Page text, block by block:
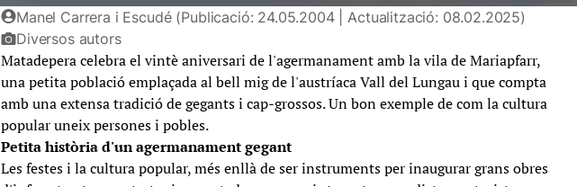
Manel Carrera i Escudé (Publicació: 24.05.2004 | Actualització: 08.02.2025)
Diversos autors
Matadepera celebra el vintè aniversari de l'agermanament amb la vila de Mariapfarr,
una petita població emplaçada al bell mig de l'austríaca Vall del Lungau i que compta
amb una extensa tradició de gegants i cap-grossos. Un bon exemple de com la cultura
popular uneix persones i pobles.
Petita història d'un agermanament gegant
Les festes i la cultura popular, més enllà de ser instruments per inaugurar grans obres